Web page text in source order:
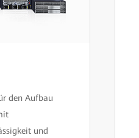
den Aufbau
und